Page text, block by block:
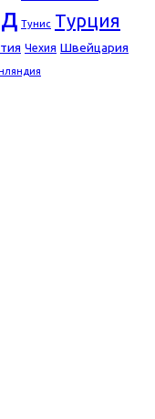
Тунис Турция
Чехия Швейцария